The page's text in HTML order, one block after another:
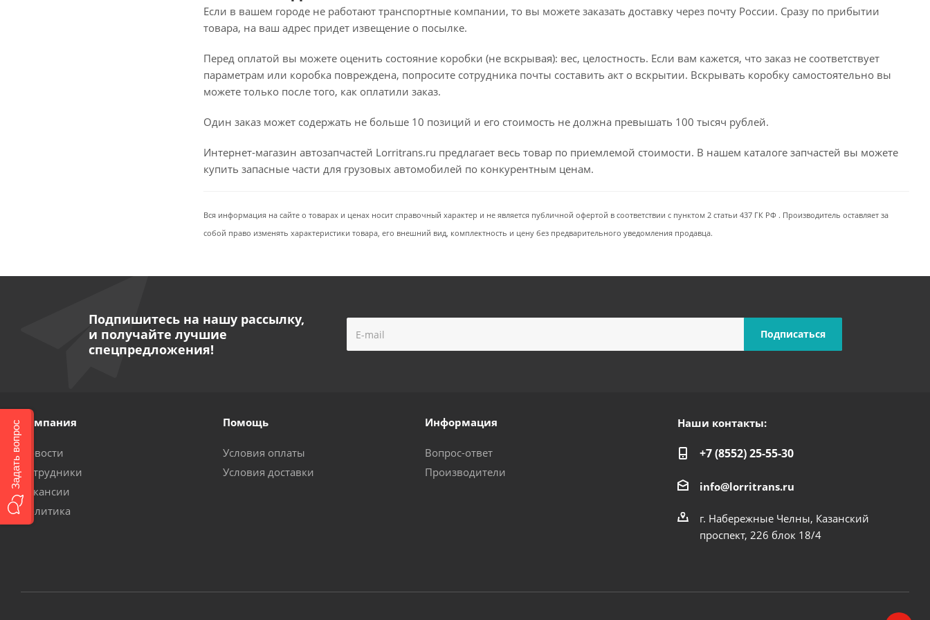
Если в вашем городе не работают транспортные компании, то вы можете заказать доставку через почту России. Сразу по прибытии
товара, на ваш адрес придет извещение о посылке.
Перед оплатой вы можете оценить состояние коробки (не вскрывая): вес, целостность. Если вам кажется, что заказ не соответствует
параметрам или коробка повреждена, попросите сотрудника почты составить акт о вскрытии. Вскрывать коробку самостоятельно вы
можете только после того, как оплатили заказ.
Один заказ может содержать не больше 10 позиций и его стоимость не должна превышать 100 тысяч рублей.
Интернет-магазин автозапчастей Lorritrans.ru предлагает весь товар по приемлемой стоимости. В нашем каталоге запчастей вы можете
купить запасные части для грузовых автомобилей по конкурентным ценам.
Вся информация на сайте о товарах и ценах носит справочный характер и не является публичной офертой в соответствии с пунктом 2 статьи 437 ГК РФ . Производитель оставляет за
собой право изменять характеристики товара, его внешний вид, комплектность и цену без предварительного уведомления продавца.
Подпишитесь на нашу рассылку,
и получайте лучшие
спецпредложения!
Компания
Новости
Сотрудники
Вакансии
Политика
Помощь
Условия оплаты
Условия доставки
Информация
Вопрос-ответ
Производители
Наши контакты:
+7 (8552) 25-55-30
info@lorritrans.ru
г. Набережные Челны, Казанский
проспект, 226 блок 18/4
Задать вопрос